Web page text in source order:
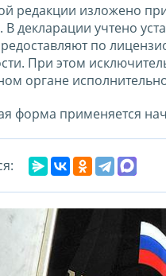
редакции изложено
декларации учтено
по
При этом
органе
форма применяется